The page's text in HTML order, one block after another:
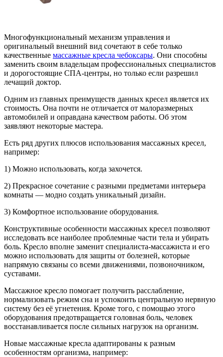
Многофункциональный механизм управления и
оригинальный внешний вид сочетают в себе только
качественные массажные кресла чебоксары. Они способны
заменить своим владельцам профессиональных специалистов
и дорогостоящие СПА-центры, но только если разрешил
лечащий доктор.
Одним из главных преимуществ данных кресел является их
стоимость. Она почти не отличается от малоразмерных
автомобилей и оправдана качеством работы. Об этом
заявляют некоторые мастера.
Есть ряд других плюсов использования массажных кресел,
например:
1) Можно использовать, когда захочется.
2) Прекрасное сочетание с разными предметами интерьера
комнаты — модно создать уникальный дизайн.
3) Комфортное использование оборудования.
Конструктивные особенности массажных кресел позволяют
исследовать все наиболее проблемные части тела и убирать
боль. Кресло вполне заменит специалиста-массажиста и его
можно использовать для защиты от болезней, которые
напрямую связаны со всеми движениями, позвоночником,
суставами.
Массажное кресло помогает получить расслабление,
нормализовать режим сна и успокоить центральную нервную
систему без её угнетения. Кроме того, с помощью этого
оборудования предотвращается головная боль, человек
восстанавливается после сильных нагрузок на организм.
Новые массажные кресла адаптированы к разным
особенностям организма, например: